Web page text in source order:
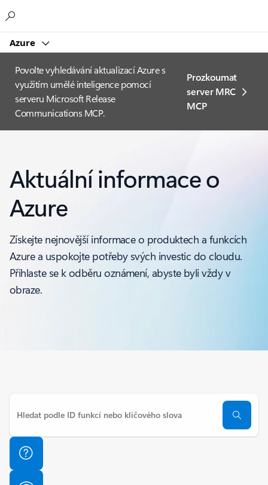
Azure
Povolte vyhledávání aktualizací Azure s
využitím umělé inteligence pomocí
serveru Microsoft Release
Communications MCP.
Prozkoumat
server MRC
MCP
Aktuální informace o
Azure
Získejte nejnovější informace o produktech a funkcích
Azure a uspokojte potřeby svých investic do cloudu.
Přihlaste se k odběru oznámení, abyste byli vždy v
obraze.